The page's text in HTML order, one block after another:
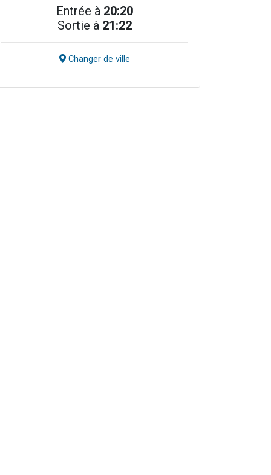
Entrée à 20:20
Sortie à 21:22
Changer de ville